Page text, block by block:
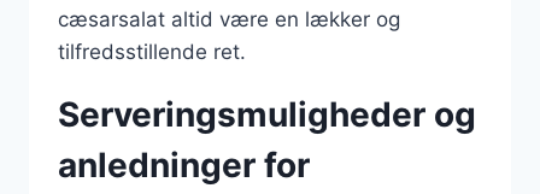
cæsarsalat altid være en lækker og
tilfredsstillende ret.
Serveringsmuligheder og
anledninger for